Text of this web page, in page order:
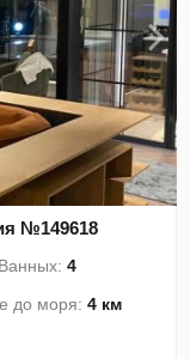
№149618
Ванных:4
до моря:4 км